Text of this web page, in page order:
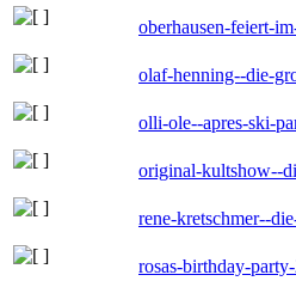
oberhausen-feiert-
olaf-henning--die-
olli-ole--apres-ski-
original-kultshow--
rene-kretschmer--
rosas-birthday-